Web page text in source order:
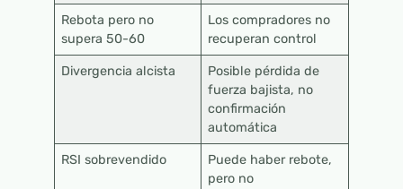
Rebota pero no
supera 50-60
Los compradores no
recuperan control
Divergencia alcista
Posible pérdida de
fuerza bajista, no
confirmación
automática
RSI sobrevendido
Puede haber rebote,
pero no